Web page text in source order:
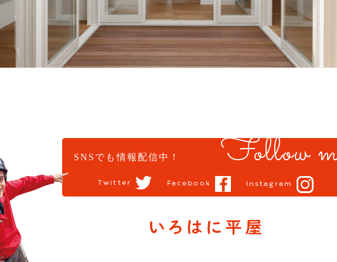
SNSでも情報配信中！ Follow
Twitter Facebook Instagram